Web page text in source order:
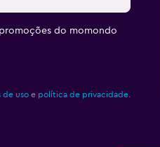
do momondo
de usoe política de privacidade.